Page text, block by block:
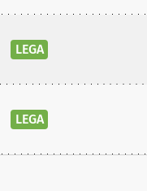
LEGA
LEGA